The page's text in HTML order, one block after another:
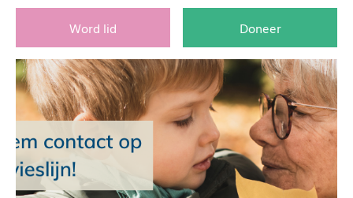
Word lid Doneer